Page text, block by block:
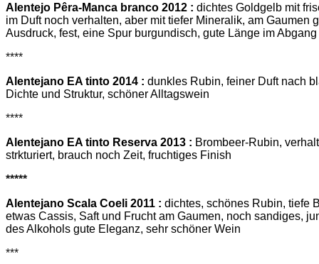
Alentejo Pêra-Manca branco 2012 : dichtes Goldgelb mit
im Duft noch verhalten, aber mit tiefer Mineralik, am Gaumen
Ausdruck, fest, eine Spur burgundisch, gute Länge im Abgang
****
Alentejano EA tinto 2014 : dunkles Rubin, feiner Duft nach
Dichte und Struktur, schöner Alltagswein
****
Alentejano EA tinto Reserva 2013 : Brombeer-Rubin,
strkturiert, brauch noch Zeit, fruchtiges Finish
*****
Alentejano Scala Coeli 2011 : dichtes, schönes Rubin, tiefe
etwas Cassis, Saft und Frucht am Gaumen, noch sandiges,
des Alkohols gute Eleganz, sehr schöner Wein
***